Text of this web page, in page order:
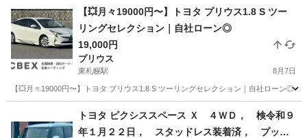
東札幌駅 プリウス ローン
【💥月々19000円〜】トヨタ プリウス1.8 S ツー
リングセレクション｜自社ローン◎
19,000円
プリウス
東札幌駅 8月7日
【💥月々19000円〜】トヨタ プリウス1.8 S ツーリングセレクション｜自社ローン◎
東札幌駅 プリウス ローン
トヨタ ピクシススペース Ｘ ４ＷＤ， 検令和９
年１月２２日， スタッドレス装着済， プッシ